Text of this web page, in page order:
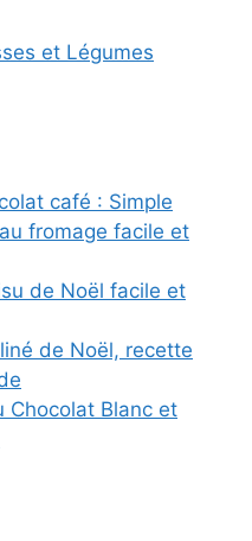
et Légumes
café : Simple
fromage facile et
de Noël facile et
de Noël, recette
Chocolat Blanc et